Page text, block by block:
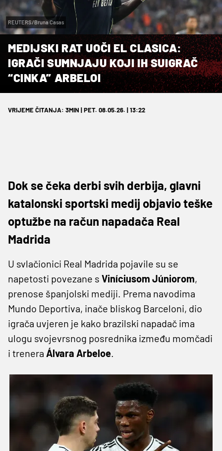
REUTERS/Bruna Casas
MEDIJSKI RAT UOČI EL CLASICA:
IGRAČI SUMNJAJU KOJI IH SUIGRAČ
“CINKA” ARBELOI
VRIJEME ČITANJA: 3MIN | PET. 08.05.26. | 13:22
Dok se čeka derbi svih derbija, glavni
katalonski sportski medij objavio teške
optužbe na račun napadača Real
Madrida
U svlačionici Real Madrida pojavile su se
napetosti povezane s Viníciusom Júniorom,
prenose španjolski mediji. Prema navodima
Mundo Deportiva, inače bliskog Barceloni, dio
igrača uvjeren je kako brazilski napadač ima
ulogu svojevrsnog posrednika između momčadi
i trenera Álvara Arbeloe.